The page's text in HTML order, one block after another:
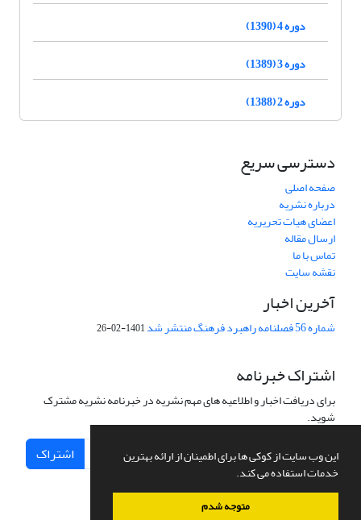
این وب سایت از کوکی ها برای اطمینان از ارائه بهترین
خدمات استفاده می کند.
متوجه شدم
دوره 4 (1390)
دوره 3 (1389)
دوره 2 (1388)
دسترسی سریع
صفحه اصلی
درباره نشریه
اعضای هیات تحریریه
ارسال مقاله
تماس با ما
نقشه سایت
آخرین اخبار
شماره 56 فصلنامه راهبرد فرهنگ منتشر شد 1401-02-26
اشتراک خبرنامه
برای دریافت اخبار و اطلاعیه های مهم نشریه در خبرنامه نشریه مشترک
شوید.
اشتراک